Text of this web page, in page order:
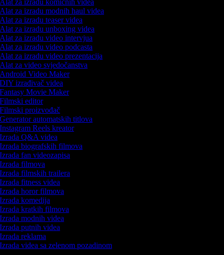
za izradu komičnih videa
za izradu modnih haul videa
za izradu teaser videa
za izradu unboxing videa
za izradu video intervjua
za izradu video podcasta
za izradu video prezentacija
za video svjedočanstva
Video Maker
izrađivač videa
Movie Maker
editor
proizvođač
automatskih titlova
Reels kreator
Q&A videa
biografskih filmova
fan videozapisa
filmova
filmskih trailera
fitness videa
horor filmova
komedija
kratkih filmova
modnih videa
putnih videa
reklama
videa sa zelenom pozadinom